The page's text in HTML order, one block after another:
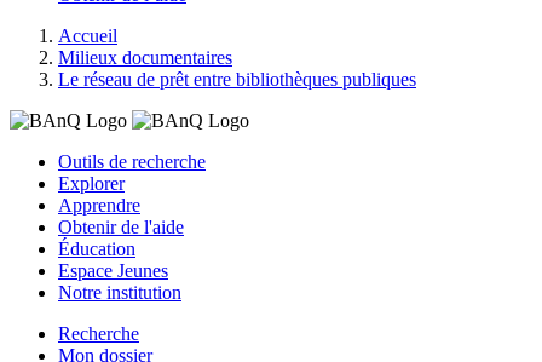
Accueil
Milieux documentaires
Le réseau de prêt entre bibliothèques publiques
Outils de recherche
Explorer
Apprendre
Obtenir de l'aide
Éducation
Espace Jeunes
Notre institution
Recherche
Mon dossier